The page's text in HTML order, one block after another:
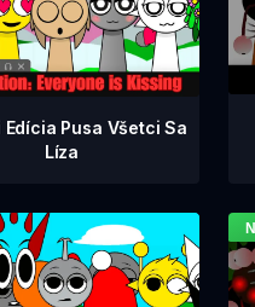
Pusa Všetci Sa
Líza